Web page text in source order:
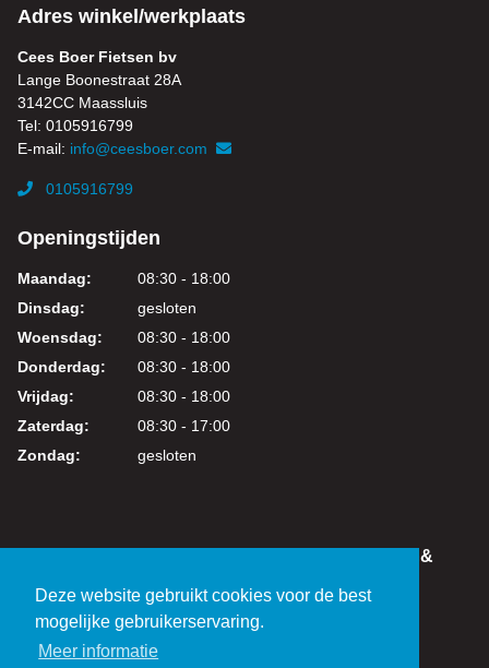
Deze website gebruikt cookies voor de best
mogelijke gebruikerservaring.
Meer informatie
Adres winkel/werkplaats
Cees Boer Fietsen bv
Lange Boonestraat 28A
3142CC Maassluis
Tel: 0105916799
E-mail: info@ceesboer.com
0105916799
Openingstijden
Maandag:
08:30 - 18:00
Dinsdag:
gesloten
Woensdag:
08:30 - 18:00
Donderdag:
08:30 - 18:00
Vrijdag:
08:30 - 18:00
Zaterdag:
08:30 - 17:00
Zondag:
gesloten
IN DEZE WEBSHOP KUNT U VEILIG WINKELEN &
BTW: NL821038461B01